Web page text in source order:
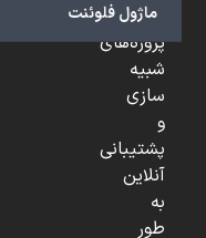
ماژول فلوئنت
تخصصی،
پروژه‌های
شبیه
سازی
و
پشتیبانی
آنلاین
به
طور